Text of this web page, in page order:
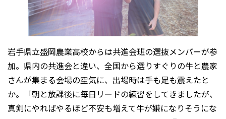
岩手県立盛岡農業高校からは共進会班の選抜メンバーが参
加。県内の共進会と違い、全国から選りすぐりの牛と農家
さんが集まる会場の空気に、出場時は手も足も震えたと
か。「朝と放課後に毎日リードの練習をしてきましたが、
真剣にやればやるほど不安も増えて牛が嫌になりそうにな